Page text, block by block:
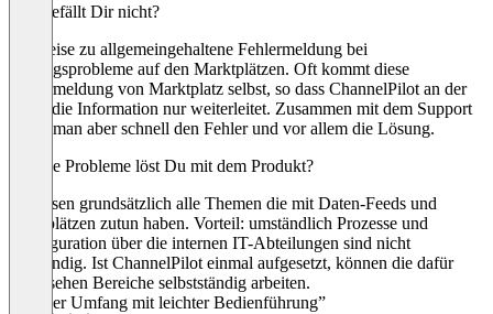
Was gefällt Dir nicht?
Teilweise zu allgemeingehaltene Fehlermeldung bei
Listungsprobleme auf den Marktplätzen. Oft kommt diese
Fehlermeldung von Marktplatz selbst, so dass ChannelPilot an der
Stelle die Information nur weiterleitet. Zusammen mit dem Support
findet man aber schnell den Fehler und vor allem die Lösung.
Welche Probleme löst Du mit dem Produkt?
Wir lösen grundsätzlich alle Themen die mit Daten-Feeds und
Markplätzen zutun haben. Vorteil: umständlich Prozesse und
Konfiguration über die internen IT-Abteilungen sind nicht
notwendig. Ist ChannelPilot einmal aufgesetzt, können die dafür
vorgesehen Bereiche selbstständig arbeiten.
“Großer Umfang mit leichter Bedienführung”